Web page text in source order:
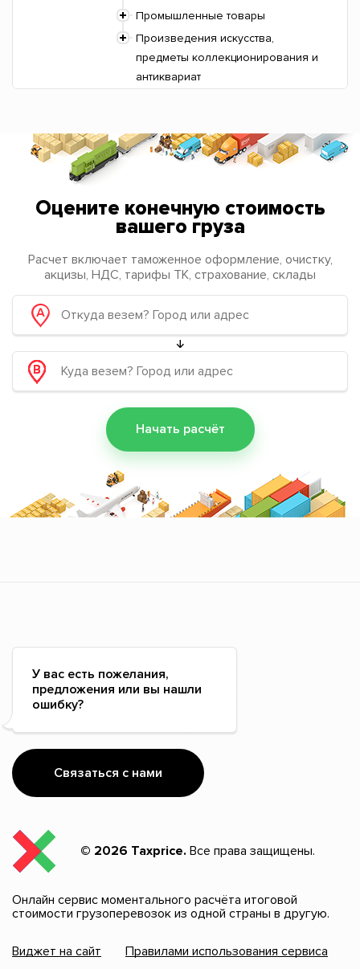
Промышленные товары
Произведения искусства,
предметы коллекционирования и
антиквариат
Оцените конечную стоимость
вашего груза
Расчет включает таможенное оформление, очистку,
акцизы, НДС, тарифы ТК, страхование, склады
Начать расчёт
У вас есть пожелания,
предложения или вы нашли
ошибку?
Связаться с нами
© 2026 Taxprice. Все права защищены.
Онлайн сервис моментального расчёта итоговой
стоимости грузоперевозок из одной страны в другую.
Виджет на сайт Правилами использования сервиса